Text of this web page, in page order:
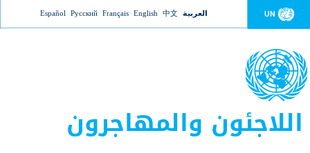
Jump to navigation UN العربية 中文
English
Français
Русский
Español
اللاجئون والمهاجرون